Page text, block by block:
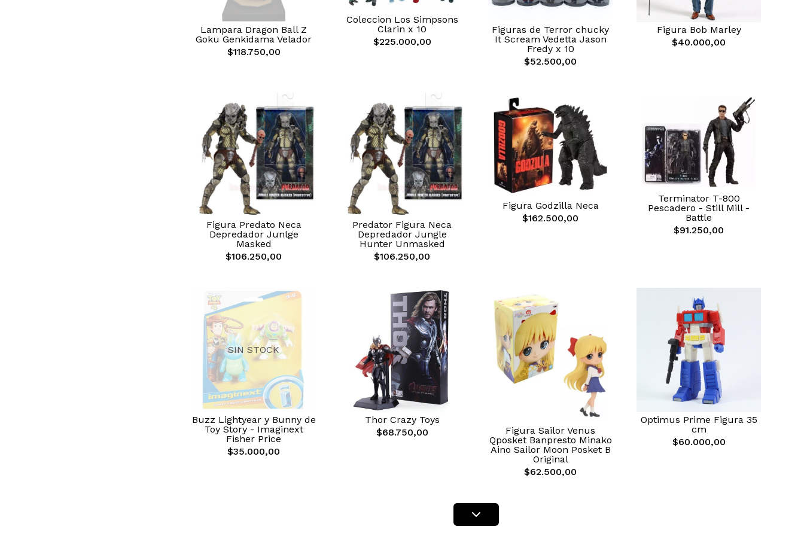
Lampara Dragon Ball Z
Goku Genkidama Velador
$118.750,00
Coleccion Los Simpsons
Clarin x 10
$225.000,00
Figuras de Terror chucky
It Scream Vedetta Jason
Fredy x 10
$52.500,00
Figura Bob Marley
$40.000,00
Figura Predato Neca
Depredador Junlge
Masked
$106.250,00
Predator Figura Neca
Depredador Jungle
Hunter Unmasked
$106.250,00
Figura Godzilla Neca
$162.500,00
Terminator T-800
Pescadero - Still Mill -
Battle
$91.250,00
SIN STOCK
Buzz Lightyear y Bunny de
Toy Story - Imaginext
Fisher Price
$35.000,00
Thor Crazy Toys
$68.750,00
Figura Sailor Venus
Qposket Banpresto Minako
Aino Sailor Moon Posket B
Original
$62.500,00
Optimus Prime Figura 35
cm
$60.000,00